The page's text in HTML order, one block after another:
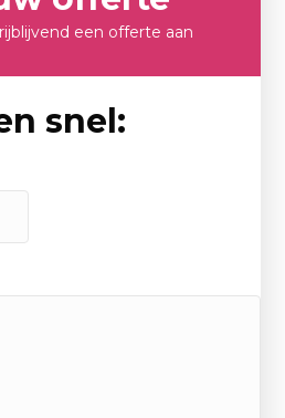
een offerte aan
snel: